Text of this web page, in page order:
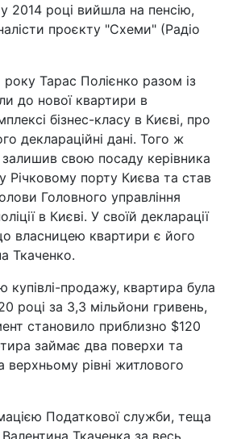
2014 році вийшла на пенсію,
проєкту "Схеми" (Радіо
Тарас Полієнко разом із
до нової квартири в
бізнес-класу в Києві, про
деклараційні дані. Того ж
свою посаду керівника
у Річковому порту Києва та став
Головного управління
в Києві. У своїй декларації
власницею квартири є його
Ткаченко.
купівлі-продажу, квартира була
році за 3,3 мільйони гривень,
становило приблизно $120
займає два поверхи та
верхньому рівні житлового
Податкової служби, теща
Ткаченка за весь